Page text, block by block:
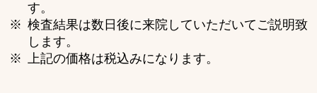
す。
検査結果は数日後に来院していただいてご説明致
します。
上記の価格は税込みになります。